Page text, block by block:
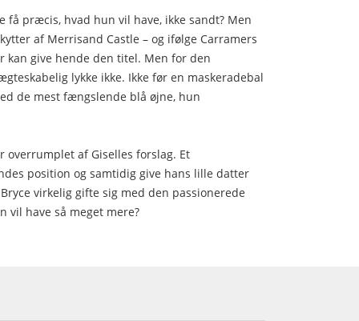
få præcis, hvad hun vil have, ikke sandt? Men
af Merrisand Castle – og ifølge Carramers
kan give hende den titel. Men for den
lykke ikke. Ikke før en maskeradebal
de mest fængslende blå øjne, hun
overrumplet af Giselles forslag. Et
position og samtidig give hans lille datter
virkelig gifte sig med den passionerede
vil have så meget mere?